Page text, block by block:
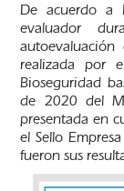
De acuerdo a
evaluador
realizada por
Bioseguridad
de 2020 del
presentada en
el Sello
fueron sus